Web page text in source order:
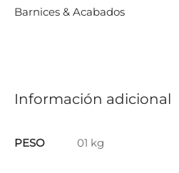
Barnices & Acabados
Información adicional
PESO 01 kg